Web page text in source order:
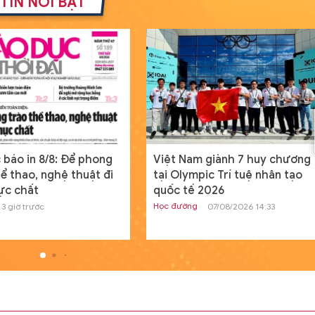
án 11711 mang lại khả năng tác chiến
hơn cho Hải quân Nga.
Nam sinh người Tày đỗ đầu khối
A01 tỉnh Lạng Sơn từng bỏ
loại HSG quốc gia
Học đường 20/07/2024 00:04
GD&TĐ - Dù điều kiện học tập có phần
hạn chế nhưng, Dương Đình Thanh
dân tộc Tày vẫn sở hữu điểm số ba
Tìm ra nguyên nhân máy tính
19/07/2024 13:19
giành 7 huy chương
Trí tuệ nhân tạo
2026
07/08/2026 14:33
Bộ trưởng Hoàng Minh Sơn
đề nghị mở rộng học bổng ở
các lĩnh vực trọng điểm
Giáo dục 07/08/2026 09:42